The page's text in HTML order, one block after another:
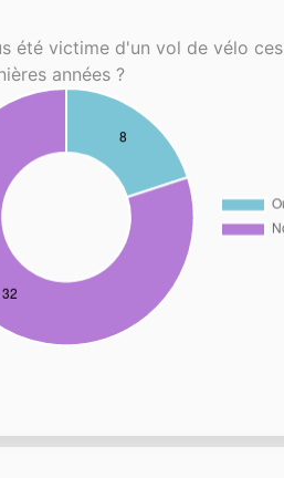
été victime d'un vol de vélo ces
années ?